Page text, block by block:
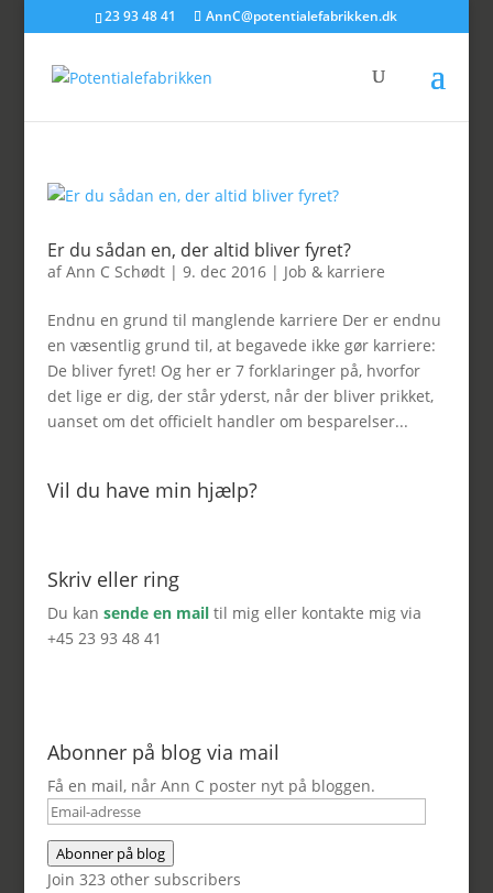
23 93 48 41 AnnC@potentialefabrikken.dk
Er du sådan en, der altid bliver fyret?
afAnn C Schødt| 9. dec 2016| Job & karriere
Endnu en grund til manglende karriere Der er endnu
en væsentlig grund til, at begavede ikke gør karriere:
De bliver fyret! Og her er 7 forklaringer på, hvorfor
det lige er dig, der står yderst, når der bliver prikket,
uanset om det officielt handler om besparelser...
Vil du have min hjælp?
Skriv eller ring
Du kan sende en mail til mig eller kontakte mig via
+45 23 93 48 41
Abonner på blog via mail
Få en mail, når Ann C poster nyt på bloggen.
Email-
adresse
Abonner på blog
Join 323 other subscribers